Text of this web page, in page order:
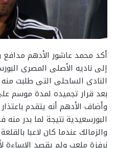
أكد محمد عاشور الأدهم مدافع
إلى ناديه الأصلى المصرى
النادى الساحلى التى طلبت
بعد قرار تجميده لمدة موسم
وأضاف الأدهم أنه يتقدم
البورسعيدية نتيجة لما بدر
والزمالك عندما كان لاعبا
نرفزة ملعب ولم يقصد الإساءة